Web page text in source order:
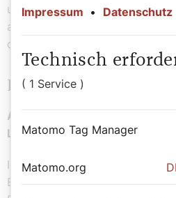
und ihr tut gut daran, es zu
an einem finsteren Ort scheint,
der Morgenstern aufgeht in
Evangelium Matthäus
Auf dem Berg der Verklärung
Leiden und Tod lichtvoll
In jener Zeit nahm Jesus Petrus,
Bruder Johannes beiseite und
Impressum • Datenschutz
Technisch
( 1 Service )
Matomo Tag Manager
Matomo.org